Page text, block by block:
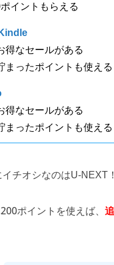
イントもらえる
得なセールがある
まったポイントも使える
得なセールがある
まったポイントも使える
チオシなのはU-NEXT！
ポイントを使えば、